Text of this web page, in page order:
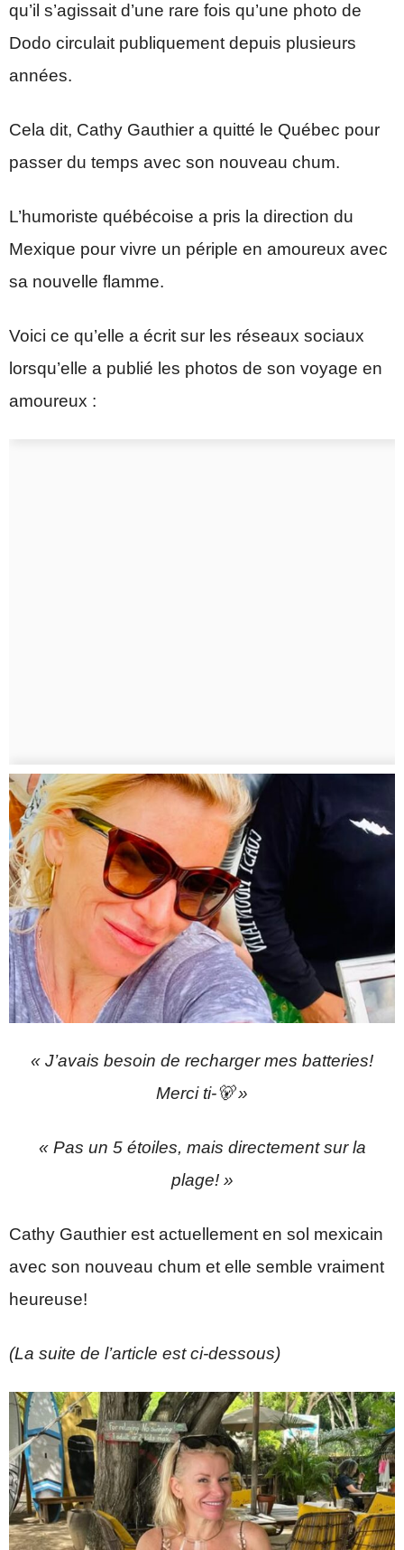
qu’il s’agissait d’une rare fois qu’une photo de
Dodo circulait publiquement depuis plusieurs
années.
Cela dit, Cathy Gauthier a quitté le Québec pour
passer du temps avec son nouveau chum.
L’humoriste québécoise a pris la direction du
Mexique pour vivre un périple en amoureux avec
sa nouvelle flamme.
Voici ce qu’elle a écrit sur les réseaux sociaux
lorsqu’elle a publié les photos de son voyage en
amoureux :
« J’avais besoin de recharger mes batteries!
Merci ti-🐻 »
« Pas un 5 étoiles, mais directement sur la
plage! »
Cathy Gauthier est actuellement en sol mexicain
avec son nouveau chum et elle semble vraiment
heureuse!
(La suite de l’article est ci-dessous)